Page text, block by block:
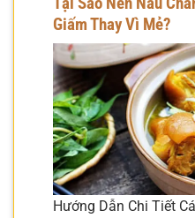
Giấm Thay Vì Mẻ?
Hướng Dẫn Chi Tiết